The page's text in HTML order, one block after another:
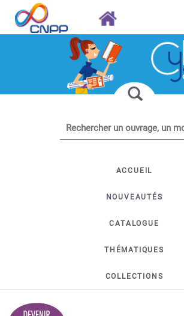
ACCUEIL
NOUVEAUTÉS
CATALOGUE
THÉMATIQUES
COLLECTIONS